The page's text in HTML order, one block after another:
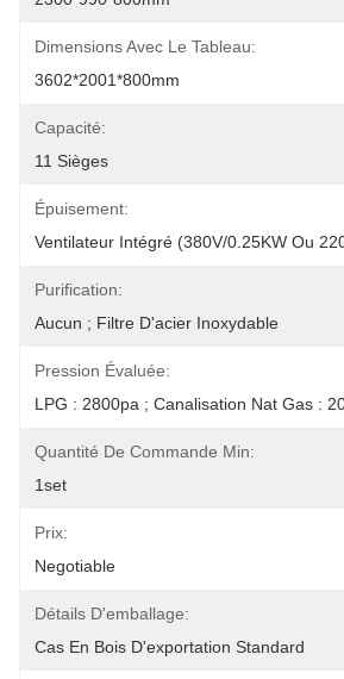
Dimensions Avec Le Tableau:
3602*2001*800mm
Capacité:
11 Sièges
Épuisement:
Ventilateur Intégré (380V/0.25KW Ou
Purification:
Aucun ; Filtre D'acier Inoxydable
Pression Évaluée:
LPG : 2800pa ; Canalisation Nat Gas :
Quantité De Commande Min:
1set
Prix:
Negotiable
Détails D'emballage:
Cas En Bois D'exportation Standard